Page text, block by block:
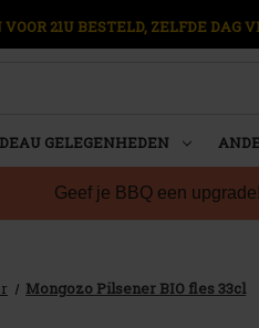
VOOR 21U BESTELD, ZELFDE DAG
GELEGENHEDEN
Geef je BBQ een upgrade!
Mongozo Pilsener BIO fles 33cl